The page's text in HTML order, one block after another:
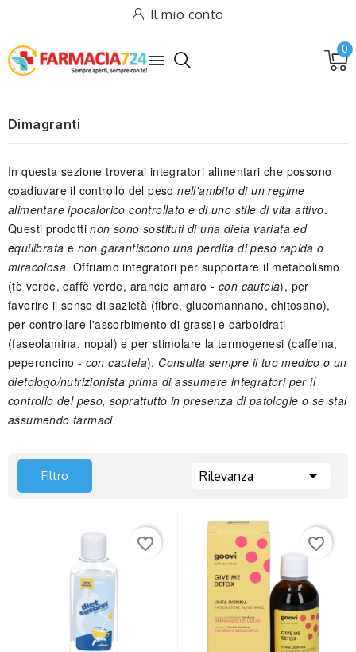
Il mio conto

0
Dimagranti
In questa sezione troverai integratori alimentari che possono
coadiuvare il controllo del pesonell'ambito di un regime
alimentare ipocalorico controllato e di uno stile di vita attivo.
Questi prodottinon sono sostituti di una dieta variata ed
equilibrata e non garantiscono una perdita di peso rapida o
miracolosa. Offriamo integratori per supportare il metabolismo
(tè verde, caffè verde, arancio amaro - con cautela), per
favorire il senso di sazietà (fibre, glucomannano, chitosano),
per controllare l'assorbimento di grassi e carboidrati
(faseolamina, nopal) e per stimolare la termogenesi (caffeina,
peperoncino - con cautela). Consulta sempre il tuo medico o un
dietologo/nutrizionista prima di assumere integratori per il
controllo del peso, soprattutto in presenza di patologie o se stai
assumendo farmaci.
Filtro Rilevanza 
favorite_border favorite_border